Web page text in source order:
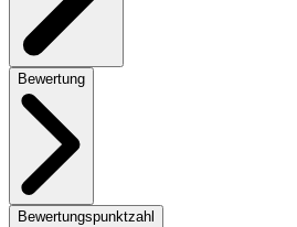
Bewertung
Bewertungspunktzahl